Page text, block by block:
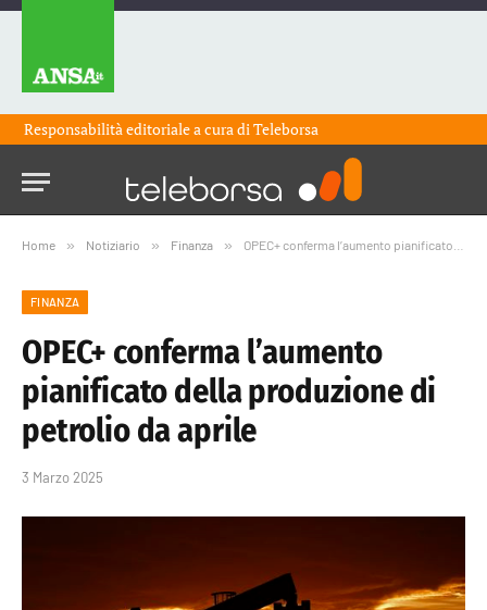
Responsabilità editoriale a cura diTeleborsa
Home » Notiziario » Finanza » OPEC+ conferma l’aumento pianificato della produzione di petrolio da aprile
FINANZA
OPEC+ conferma l’aumento
pianificato della produzione di
petrolio da aprile
3 Marzo 2025